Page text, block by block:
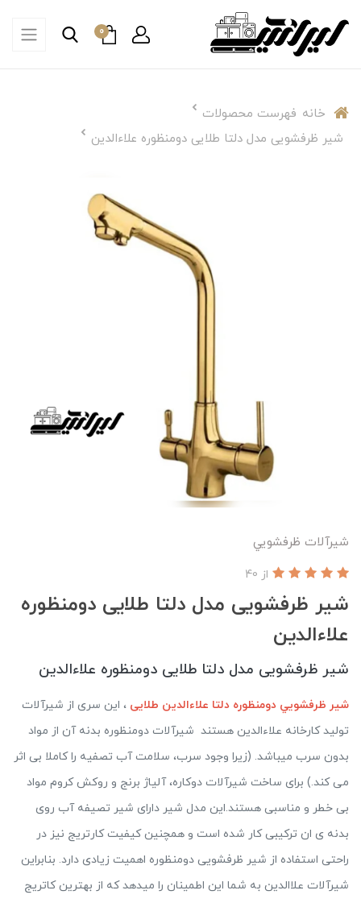
0
خانه فهرست محصولات
شیر ظرفشویی مدل دلتا طلایی دومنظوره علاءالدین
شیرآلات ظرفشويي
شیر ظرفشویی مدل دلتا طلایی دومنظوره
علاءالدین
از 40
شیر ظرفشویی مدل دلتا طلایی دومنظوره علاءالدین
شير ظرفشويي دومنظوره دلتا علاءالدین طلایی ، این سری از شیرآلات
تولید کارخانه علاءالدین هستند شیرآلات دومنظوره بدنه آن از مواد
بدون سرب میباشد. (زیرا وجود سرب، سلامت آب تصفیه را کاملا بی‌ اثر
می ‌کند.) برای ساخت شیرآلات دوکاره، آلیاژ برنج و روکش کروم مواد
بی ‌خطر و مناسبی هستند.این مدل شیر دارای شیر تصیفه آب روی
بدنه ی ان ترکیبی کار شده است و همچنین کیفیت کارتریج نیز در
راحتی استفاده از شیر ظرفشویی دومنظوره اهمیت زیادی دارد. بنابراین
شیرآلات علاالدین به شما این اطمینان را میدهد که از بهترین کاتریج